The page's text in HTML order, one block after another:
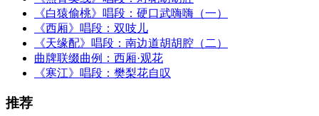
《白猿偷桃》唱段：硬口武嗨嗨（一）
《西厢》唱段：双吱儿
《天缘配》唱段：南边道胡胡腔（二）
曲牌联缀曲例：西厢·观花
《寒江》唱段：樊梨花自叹
推荐